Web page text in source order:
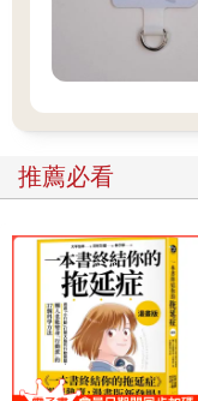
推薦必看